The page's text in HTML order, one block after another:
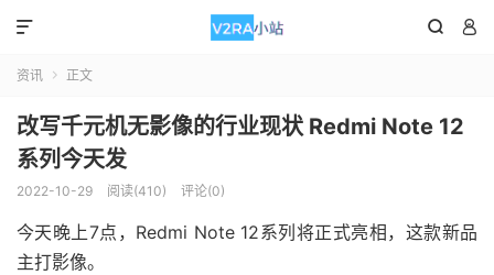
 

资讯  正文
改写千元机无影像的行业现状 Redmi Note 12
系列今天发
2022-10-29 阅读(410) 评论(0)
今天晚上7点，Redmi Note 12系列将正式亮相，这款新品
主打影像。